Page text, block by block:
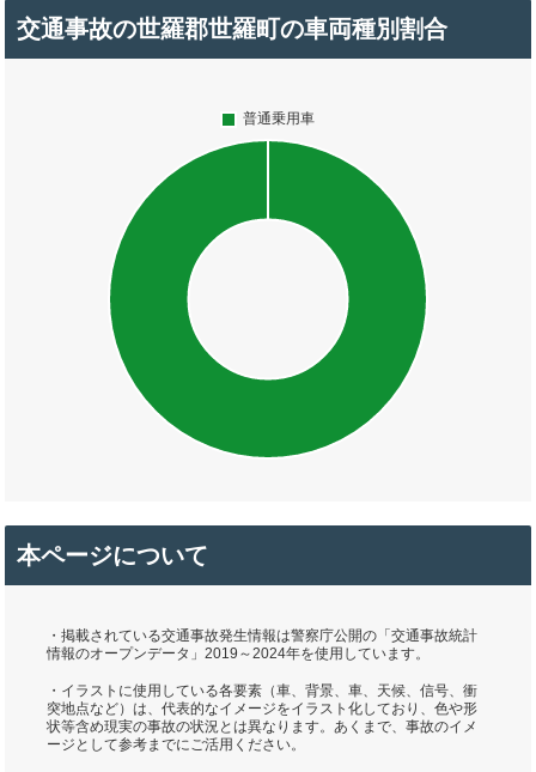
交通事故の世羅郡世羅町の車両種別割合
本ページについて
・掲載されている交通事故発生情報は警察庁公開の「交通事故統計
情報のオープンデータ」2019～2024年を使用しています。
・イラストに使用している各要素（車、背景、車、天候、信号、衝
突地点など）は、代表的なイメージをイラスト化しており、色や形
状等含め現実の事故の状況とは異なります。あくまで、事故のイメ
ージとして参考までにご活用ください。